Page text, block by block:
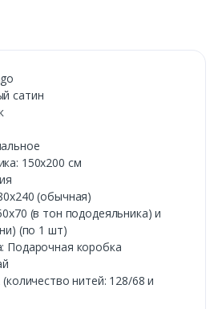
сатин
150х200 см
(обычная)
(в тон пододеяльника) и
(по 1 шт)
Подарочная коробка
нитей: 128/68 и